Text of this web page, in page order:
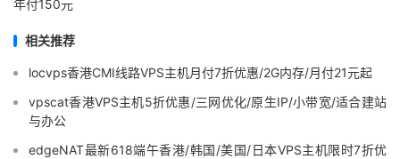
年付150元
相关推荐
locvps香港CMI线路VPS主机月付7折优惠/2G内存/月付21元起
vpscat香港VPS主机5折优惠/三网优化/原生IP/小带宽/适合建站
与办公
edgeNAT最新618端午香港/韩国/美国/日本VPS主机限时7折优